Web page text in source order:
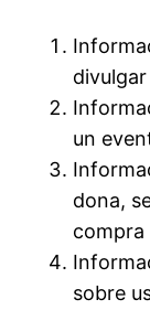
un
dona,
compra
sobre